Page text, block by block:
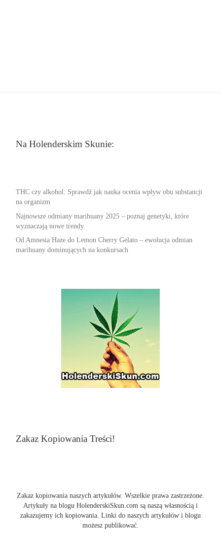
Na Holenderskim Skunie:
THC czy alkohol: Sprawdź jak nauka ocenia wpływ obu substancji
na organizm
Najnowsze odmiany marihuany 2025 – poznaj genetyki, które
wyznaczają nowe trendy
Od Amnesia Haze do Lemon Cherry Gelato – ewolucja odmian
marihuany dominujących na konkursach
Zakaz Kopiowania Treści!
Zakaz kopiowania naszych artykułów. Wszelkie prawa zastrzeżone.
Artykuły na blogu HolenderskiSkun.com są naszą własnością i
zakazujemy ich kopiowania. Linki do naszych artykułów i blogu
możesz publikować.